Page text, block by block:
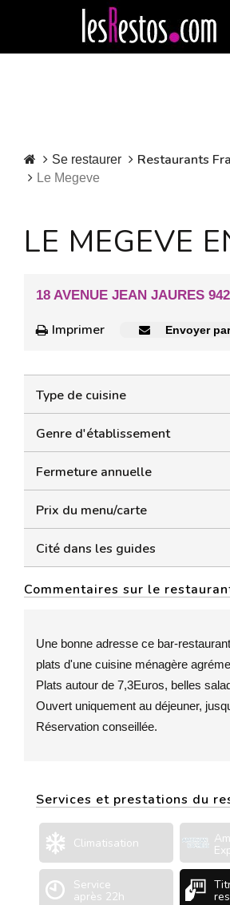
Se restaurer Restaurants
Le Megeve
LE MEGEVE
18 AVENUE JEAN JAURES
Imprimer
Envoyer
Type de cuisine
Genre d'établissement
Fermeture annuelle
Prix du menu/carte
Cité dans les guides
Commentaires sur le
Une bonne adresse ce bar-
plats d'une cuisine ménagère
Plats autour de 7,3Euros, belles
Ouvert uniquement au déjeuner,
Réservation conseillée.
Services et prestations du
Climatisation
Service
après 22h